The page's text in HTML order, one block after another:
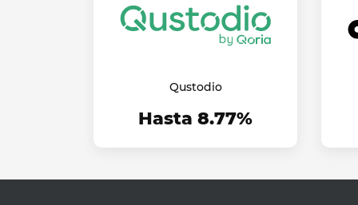
Qustodio
Hasta 8.77%